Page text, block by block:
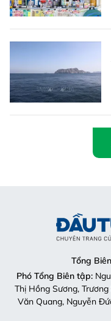
Tổng
Phó Tổng Biên tập:
Thị Hồng Sương,
Văn Quang, Nguyễn